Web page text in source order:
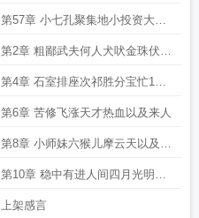
富爽爽爽爽月底求月票
第57章 小七孔聚集地小投资大回
报悔不当初以及我主祁胜
第2章 粗鄙武夫何人犬吠金珠伏宝
搅散祥云一声剑来镇压二孟
第4章 石室排座次祁胜分宝忙1号0
点即31号24点上架
第6章 苦修飞涨天才热血以及来人
第8章 小师妹六猴儿摩云天以及一
枝独秀
第10章 稳中有进人间四月光明顶
上一言不合今晚24点上架
上架感言